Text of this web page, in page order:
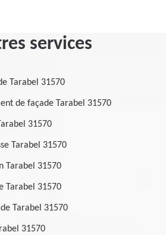
services
Tarabel 31570
de façade Tarabel 31570
31570
Tarabel 31570
Tarabel 31570
Tarabel 31570
Tarabel 31570
31570